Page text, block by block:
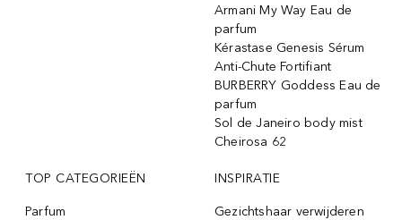
Armani My Way Eau de
parfum
Kérastase Genesis Sérum
Anti-Chute Fortifiant
BURBERRY Goddess Eau de
parfum
Sol de Janeiro body mist
Cheirosa 62
TOP CATEGORIEËN
Parfum
INSPIRATIE
Gezichtshaar verwijderen